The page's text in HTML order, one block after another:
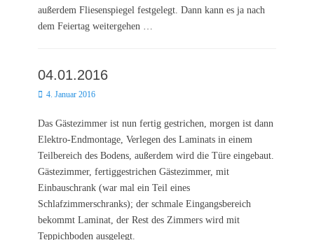
außerdem Fliesenspiegel festgelegt. Dann kann es ja nach
dem Feiertag weitergehen …
04.01.2016
Posted
4. Januar 2016
Das Gästezimmer ist nun fertig gestrichen, morgen ist dann
Elektro-Endmontage, Verlegen des Laminats in einem
Teilbereich des Bodens, außerdem wird die Türe eingebaut.
Gästezimmer, fertiggestrichen Gästezimmer, mit
Einbauschrank (war mal ein Teil eines
Schlafzimmerschranks); der schmale Eingangsbereich
bekommt Laminat, der Rest des Zimmers wird mit
Teppichboden ausgelegt.